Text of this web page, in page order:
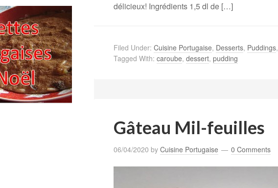
délicieux! Ingrédients 1,5 dl de […]
Filed Under: Cuisine Portugaise, Desserts, Puddings,
Tagged With: caroube, dessert, pudding
Gâteau Mil-feuilles
06/04/2020 by Cuisine Portugaise 0 Comments